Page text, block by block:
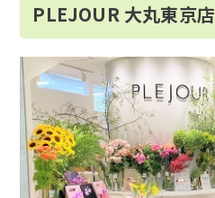
PLEJOUR 大丸東京店